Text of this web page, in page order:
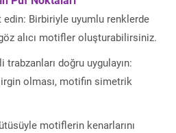
edin: Birbiriyle uyumlu renklerde
alıcı motifler oluşturabilirsiniz.
doğru uygulayın:
olması, motifin simetrik
motiflerin kenarlarını